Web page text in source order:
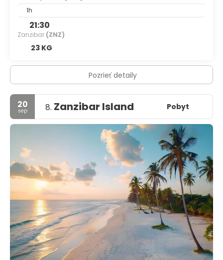
1h
21:30
Zanzibar (ZNZ)
23 KG
Pozrieť detaily
20
sep 8. Zanzibar Island Pobyt